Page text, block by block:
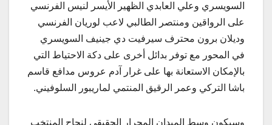
السويسري وعلي العابدي الظهير الأيسر لنيس الفرنسي
على الرواقين ومنتصر الطالبي لاعب لوريان الفرنسي
وديلان برون محترف سيرفيت دي جينيف السويسري
في المحور مع توفر بدائل أخرى على دكة الاحتياط التي
بالإمكان الاستعانة بها على غرار آدم عروس مدافع قاسم
باشا التركي وعمر الرقيق المنتمي لماريبور السلوفيني.
وسيكون وسط الميدان المحرار الحقيقي لنجاح المنتخب